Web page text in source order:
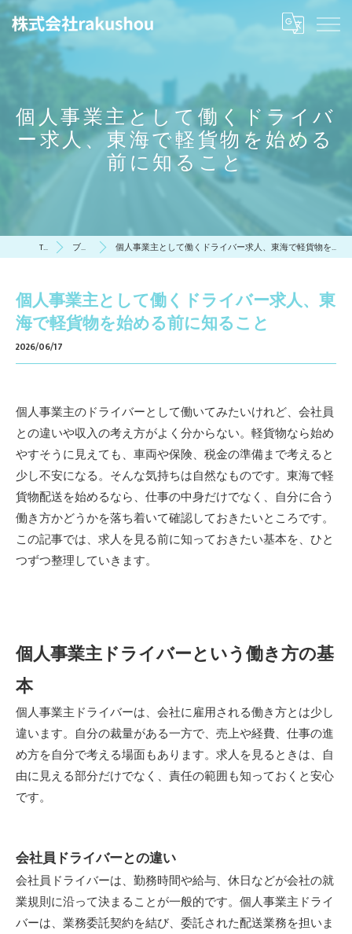
個人事業主として働くドライバ
ー求人、東海で軽貨物を始める
前に知ること
TOP ブログ 個人事業主として働くドライバー求人、東海で軽貨物を始める前に知ること
個人事業主として働くドライバー求人、東
海で軽貨物を始める前に知ること
2026/06/17
個人事業主のドライバーとして働いてみたいけれど、会社員
との違いや収入の考え方がよく分からない。軽貨物なら始め
やすそうに見えても、車両や保険、税金の準備まで考えると
少し不安になる。そんな気持ちは自然なものです。東海で軽
貨物配送を始めるなら、仕事の中身だけでなく、自分に合う
働き方かどうかを落ち着いて確認しておきたいところです。
この記事では、求人を見る前に知っておきたい基本を、ひと
つずつ整理していきます。
個人事業主ドライバーという働き方の基
本
個人事業主ドライバーは、会社に雇用される働き方とは少し
違います。自分の裁量がある一方で、売上や経費、仕事の進
め方を自分で考える場面もあります。求人を見るときは、自
由に見える部分だけでなく、責任の範囲も知っておくと安心
です。
会社員ドライバーとの違い
会社員ドライバーは、勤務時間や給与、休日などが会社の就
業規則に沿って決まることが一般的です。個人事業主ドライ
バーは、業務委託契約を結び、委託された配送業務を担いま